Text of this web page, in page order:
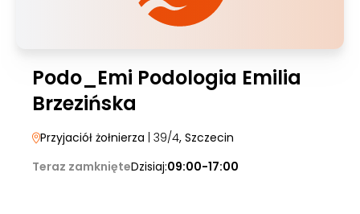
Podo_Emi Podologia Emilia
Brzezińska
Przyjaciół żołnierza | 39/4, Szczecin
Teraz zamknięteDzisiaj:09:00-17:00